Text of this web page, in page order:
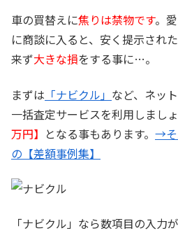
車の買替えに焦りは禁物です。
に商談に入ると、安く提示され
来ず大きな損をする事に…。
まずは 「ナビクル」 など、ネッ
一括査定サービスを利用しまし
万円】 となる事もあります。 →そ
の【差額事例集】
「ナビクル」なら数項目の入力